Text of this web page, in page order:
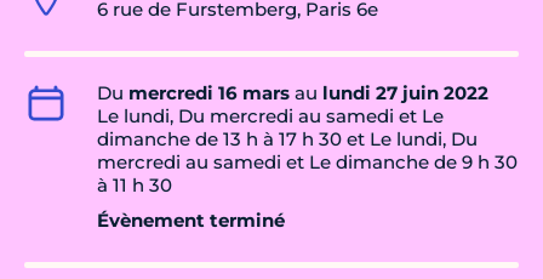
6 rue de Furstemberg, Paris 6e
Du mercredi 16 mars au lundi 27 juin 2022
Le lundi, Du mercredi au samedi et Le
dimanche de 13 h à 17 h 30 et Le lundi, Du
mercredi au samedi et Le dimanche de 9 h 30
à 11 h 30
Évènement terminé